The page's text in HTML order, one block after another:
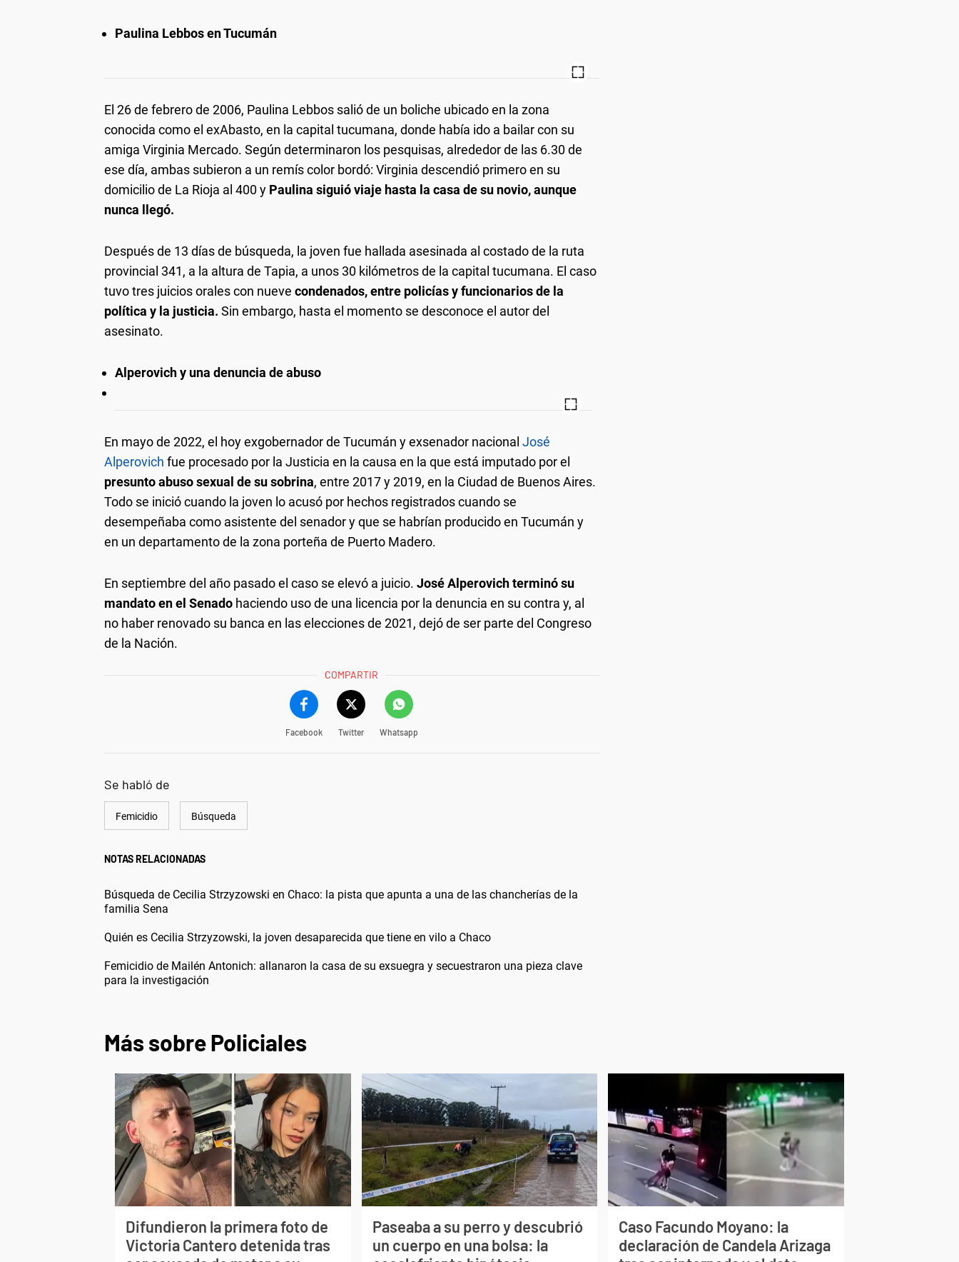
Paulina Lebbos en Tucumán
El 26 de febrero de 2006, Paulina Lebbos salió de un boliche ubicado en la zona
conocida como el exAbasto, en la capital tucumana, donde había ido a bailar con su
amiga Virginia Mercado. Según determinaron los pesquisas, alrededor de las 6.30 de
ese día, ambas subieron a un remís color bordó: Virginia descendió primero en su
domicilio de La Rioja al 400 y Paulina siguió viaje hasta la casa de su novio, aunque
nunca llegó.
Después de 13 días de búsqueda, la joven fue hallada asesinada al costado de la ruta
provincial 341, a la altura de Tapia, a unos 30 kilómetros de la capital tucumana. El caso
tuvo tres juicios orales con nueve condenados, entre policías y funcionarios de la
política y la justicia. Sin embargo, hasta el momento se desconoce el autor del
asesinato.
Alperovich y una denuncia de abuso
En mayo de 2022, el hoy exgobernador de Tucumán y exsenador nacional José
Alperovich fue procesado por la Justicia en la causa en la que está imputado por el
presunto abuso sexual de su sobrina, entre 2017 y 2019, en la Ciudad de Buenos Aires.
Todo se inició cuando la joven lo acusó por hechos registrados cuando se
desempeñaba como asistente del senador y que se habrían producido en Tucumán y
en un departamento de la zona porteña de Puerto Madero.
En septiembre del año pasado el caso se elevó a juicio. José Alperovich terminó su
mandato en el Senado haciendo uso de una licencia por la denuncia en su contra y, al
no haber renovado su banca en las elecciones de 2021, dejó de ser parte del Congreso
de la Nación.
COMPARTIR
Facebook Twitter Whatsapp
Se habló de
Femicidio Búsqueda
NOTAS RELACIONADAS
Búsqueda de Cecilia Strzyzowski en Chaco: la pista que apunta a una de las chancherías de la
familia Sena
Quién es Cecilia Strzyzowski, la joven desaparecida que tiene en vilo a Chaco
Femicidio de Mailén Antonich: allanaron la casa de su exsuegra y secuestraron una pieza clave
para la investigación
Más sobre Policiales
Difundieron la primera foto de
Victoria Cantero detenida tras
Paseaba a su perro y descubrió
un cuerpo en una bolsa: la
Caso Facundo Moyano: la
declaración de Candela Arizaga